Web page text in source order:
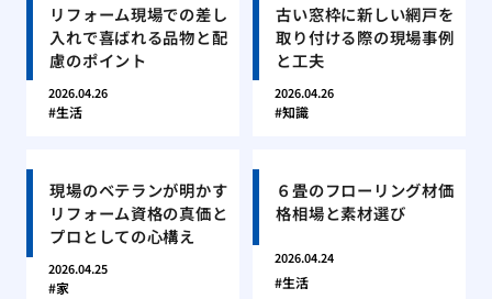
リフォーム現場での差し
入れで喜ばれる品物と配
慮のポイント
2026.04.26
生活
古い窓枠に新しい網戸を
取り付ける際の現場事例
と工夫
2026.04.26
知識
現場のベテランが明かす
リフォーム資格の真価と
プロとしての心構え
2026.04.25
家
６畳のフローリング材価
格相場と素材選び
2026.04.24
生活